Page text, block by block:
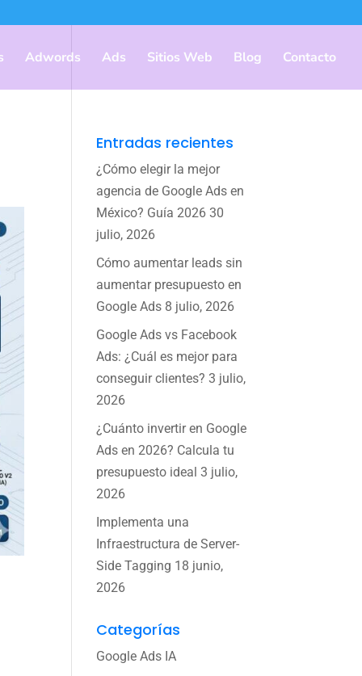
Adwords Ads Sitios Web Blog Contacto
Entradas recientes
¿Cómo elegir la mejor
agencia de Google Ads en
México? Guía 2026 30
julio, 2026
Cómo aumentar leads sin
aumentar presupuesto en
Google Ads 8 julio, 2026
Google Ads vs Facebook
Ads: ¿Cuál es mejor para
conseguir clientes? 3 julio,
2026
¿Cuánto invertir en Google
Ads en 2026? Calcula tu
presupuesto ideal 3 julio,
2026
Implementa una
Infraestructura de Server-
Side Tagging 18 junio,
2026
Categorías
Google Ads IA